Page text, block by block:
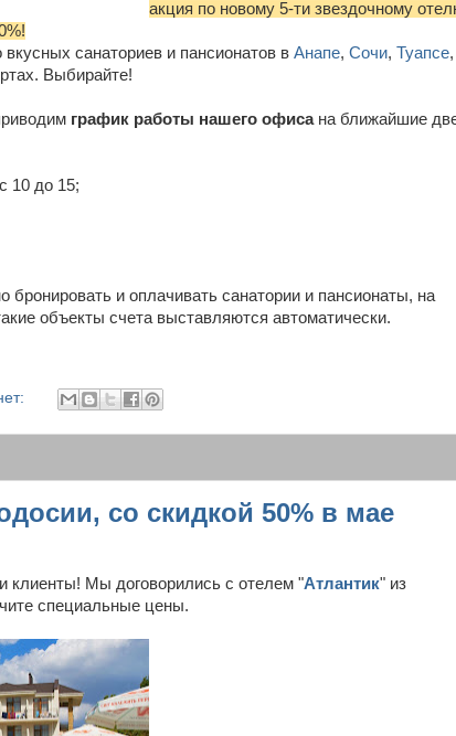
акция по новому 5-ти звездочному
санаториев и пансионатов в Анапе, Сочи, Туапсе,
Выбирайте!
график работы нашего офисана ближайшие
10 до 15;
бронировать и оплачивать санатории и пансионаты, на
объекты счета выставляются автоматически.
со скидкой 50% в мае
клиенты! Мы договорились с отелем "Атлантик" из
специальные цены.